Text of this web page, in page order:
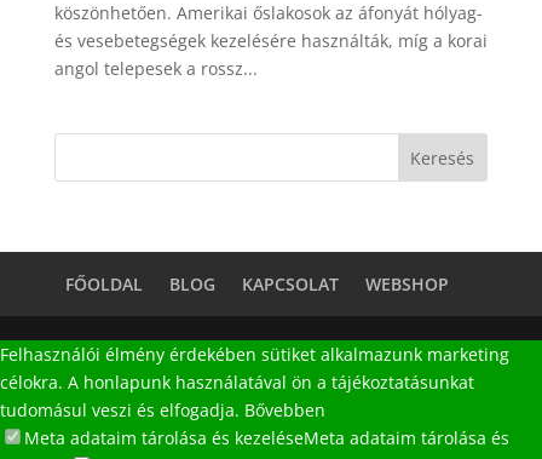
köszönhetően. Amerikai őslakosok az áfonyát hólyag-
és vesebetegségek kezelésére használták, míg a korai
angol telepesek a rossz...
FŐOLDAL BLOG KAPCSOLAT WEBSHOP
Felhasználói élmény érdekében sütiket alkalmazunk marketing
célokra. A honlapunk használatával ön a tájékoztatásunkat
tudomásul veszi és elfogadja. Bővebben
Meta adataim tárolása és kezeléseMeta adataim tárolása és